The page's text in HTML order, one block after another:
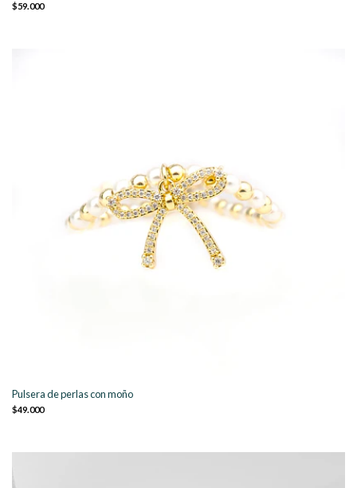
$59.000
Pulsera de perlas con moño
$49.000